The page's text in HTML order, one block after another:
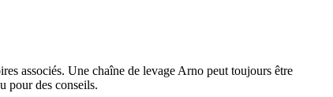
associés. Une chaîne de levage Arno peut toujours être
pour des conseils.